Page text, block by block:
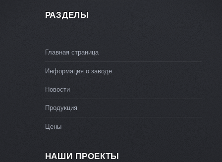
РАЗДЕЛЫ
Главная страница
Информация о заводе
Новости
Продукция
Цены
НАШИ ПРОЕКТЫ